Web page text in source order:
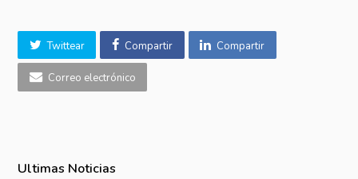
Twittear Compartir Compartir
Correo electrónico
Ultimas Noticias